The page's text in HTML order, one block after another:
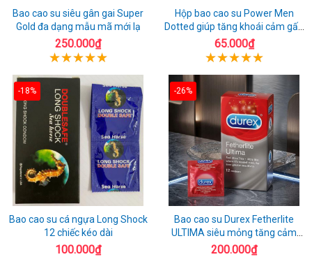
Bao cao su siêu gân gai Super
Gold đa dạng mẫu mã mới lạ
250.000₫
Hộp bao cao su Power Men
Dotted giúp tăng khoái cảm gấp
đôi
65.000₫
-18%
Bao cao su cá ngựa Long Shock
12 chiếc kéo dài
100.000₫
-26%
Bao cao su Durex Fetherlite
ULTIMA siêu mỏng tăng cảm
giác
200.000₫